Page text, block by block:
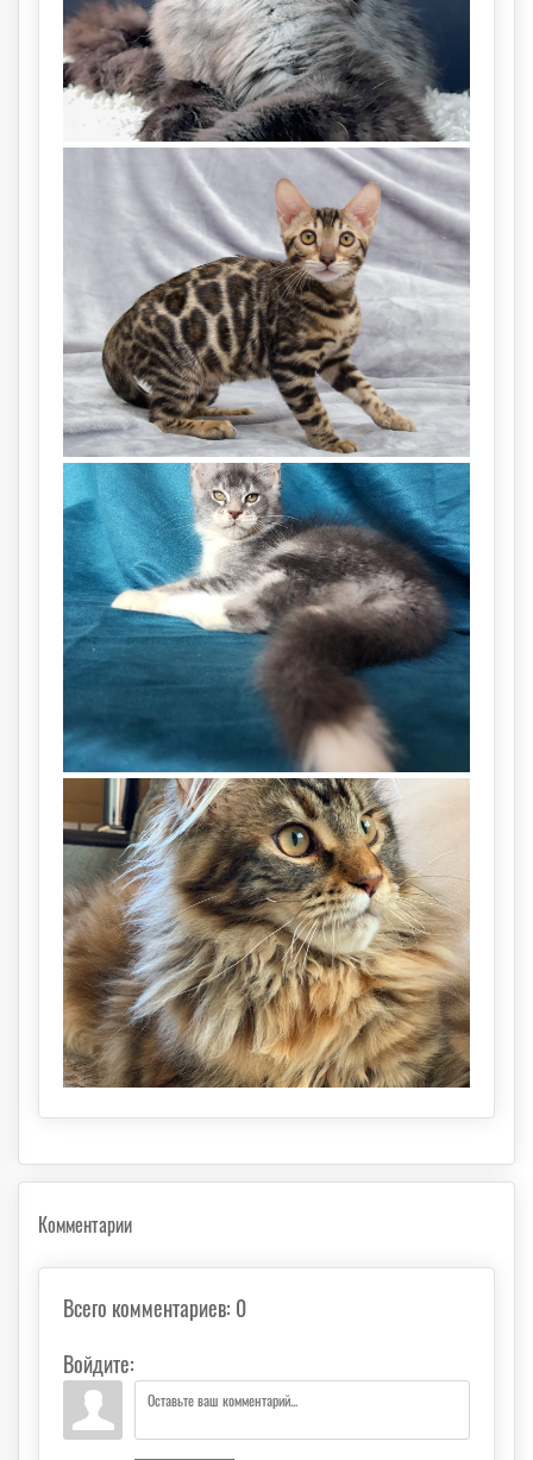
Комментарии
Всего комментариев: 0
Войдите: